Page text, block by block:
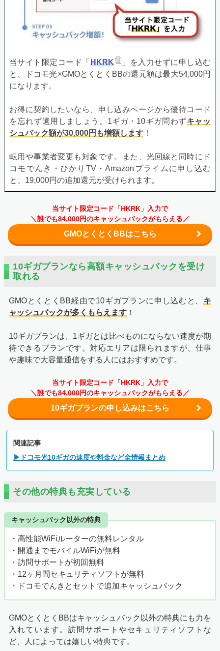
当サイト限定コード「 HKRK
」を入力せずに申し込む
と、ドコモ光×GMOとくとくBBの還元額は最大54,000円
になります。
お得に契約したいなら、申し込みページから優待コード
を忘れず適用しましょう。1ギガ・10ギガ問わずキャッ
シュバック額が30,000円も増額します ！
転用や事業者変更も対象です。また、光回線と同時にド
コモでんき・ひかりTV・Amazonプライムに申し込む
と、19,000円の追加還元が受けられます。
当サイト限定コード「HKRK」入力で
＼誰でも84,000円のキャッシュバックがもらえる／
GMOとくとくBBはこちら
10ギガプランなら高額キャッシュバックを受け
取れる
GMOとくとくBB経由で10ギガプランに申し込むと、 キ
ャッシュバックが多くもらえます ！
10ギガプランは、1ギガとは比べものにならない速度が期
待できるプランです。対応エリアは限られますが、仕事
や趣味で大容量通信をする人にはおすすめです。
当サイト限定コード「HKRK」入力で
＼誰でも84,000円のキャッシュバックがもらえる／
10ギガプランの申し込みはこちら
関連記事
▶ドコモ光10ギガの速度や料金など全情報まとめ
その他の特典も充実している
キャッシュバック以外の特典
・高性能WiFiルーターの無料レンタル
・開通までモバイルWiFiが無料
・訪問サポートが初回無料
・12ヶ月間セキュリティソフトが無料
・
ドコモでんきとセットで追加キャッシュバック
GMOとくとくBBはキャッシュバック以外の特典にも力を
入れています。訪問サポートやセキュリティソフトな
ど、人によっては嬉しい特典です。